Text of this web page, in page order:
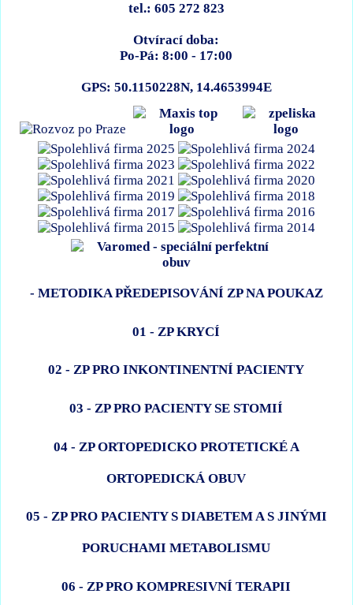
tel.: 605 272 823
Otvírací doba:
Po-Pá: 8:00 - 17:00
GPS: 50.1150228N, 14.4653994E
- METODIKA PŘEDEPISOVÁNÍ ZP NA POUKAZ
01 - ZP KRYCÍ
02 - ZP PRO INKONTINENTNÍ PACIENTY
03 - ZP PRO PACIENTY SE STOMIÍ
04 - ZP ORTOPEDICKO PROTETICKÉ A
ORTOPEDICKÁ OBUV
05 - ZP PRO PACIENTY S DIABETEM A S JINÝMI
PORUCHAMI METABOLISMU
06 - ZP PRO KOMPRESIVNÍ TERAPII